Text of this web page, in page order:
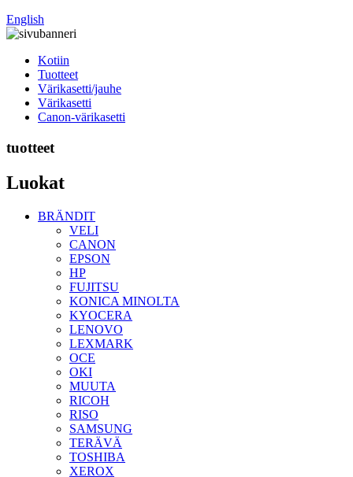
English
Kotiin
Tuotteet
Värikasetti/jauhe
Värikasetti
Canon-värikasetti
tuotteet
Luokat
BRÄNDIT
VELI
CANON
EPSON
HP
FUJITSU
KONICA MINOLTA
KYOCERA
LENOVO
LEXMARK
OCE
OKI
MUUTA
RICOH
RISO
SAMSUNG
TERÄVÄ
TOSHIBA
XEROX